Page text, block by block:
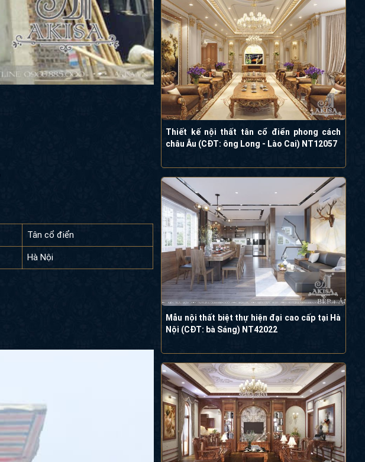
Tân cổ điển
Hà Nội
Thiết kế nội thất tân cổ điển phong cách
châu Âu (CĐT: ông Long - Lào Cai) NT12057
Mẫu nội thất biệt thự hiện đại cao cấp tại Hà
Nội (CĐT: bà Sáng) NT42022